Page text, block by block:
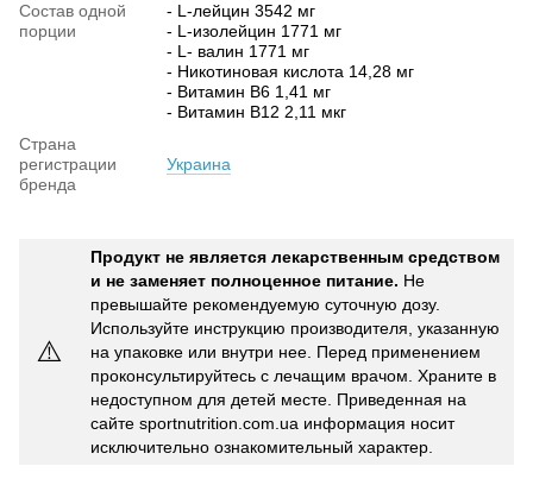
Состав одной
порции
- L-лейцин 3542 мг
- L-изолейцин 1771 мг
- L- валин 1771 мг
- Никотиновая кислота 14,28 мг
- Витамин В6 1,41 мг
- Витамин В12 2,11 мкг
Страна
регистрации
бренда
Украина
⚠️
Продукт не является лекарственным средством
и не заменяет полноценное питание. Не
превышайте рекомендуемую суточную дозу.
Используйте инструкцию производителя, указанную
на упаковке или внутри нее. Перед применением
проконсультируйтесь с лечащим врачом. Храните в
недоступном для детей месте. Приведенная на
сайте sportnutrition.com.ua информация носит
исключительно ознакомительный характер.